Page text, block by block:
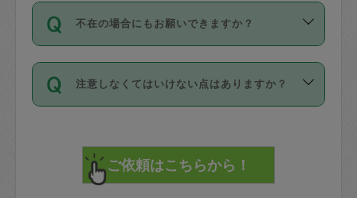
を依頼してください。
参考
【詳細】タスカジさんの登録に際
写真を撮り、
詳細FAQ：
損害賠償保険について教えて
1. 直前キャンセル（定期、スポット契約
共通）
72時間を超える※と、以下のキャンセル
料が発生します。
直前キャンセル料：
72時間前〜24時間前＝依頼料金の50%
「お試し利用」というメニューはありま
せんが、「一回のみ」依頼を活用するこ
とによって、気に入ったタスカジさんを
まず、条件の合う気になるタスカジさ
みてください。
その後、一番気に入ったタスカジさんに
不在の場合にもお願いできますか？
不在の場合の作業はタスカジさんの同意
が必要です。数回の依頼ののち、タスカ
ジさんと依頼者の間で十分な信頼関係が
てください。
不在時に部屋に入るためにタスカジさん
注意しなくてはいけない点はありますか？
で、必ず鍵のかかるロッカーや金庫に入
れて依頼者の責任の元管理するよう心掛
けてください。